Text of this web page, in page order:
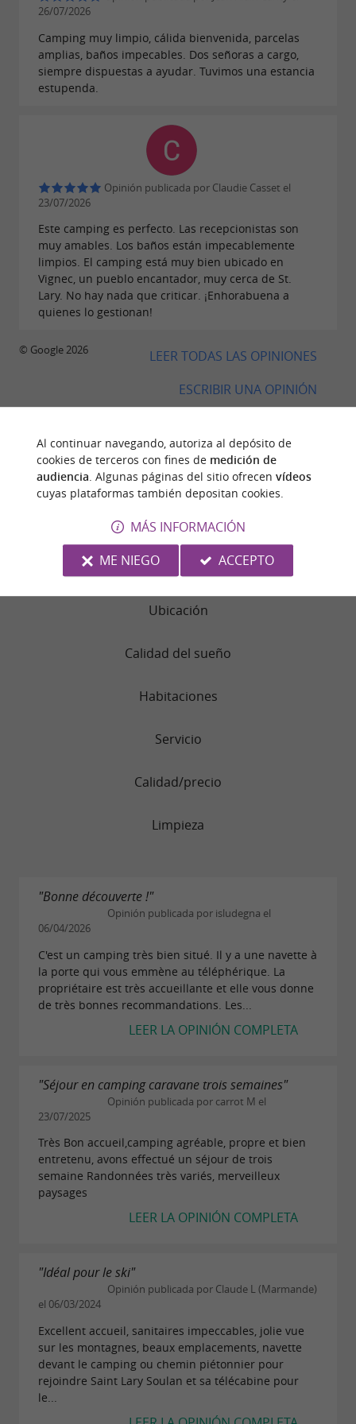
magníficos espacios naturales.
Cercano:
Estación de Saint-Lary-Soulan (1 km)
Baños termales y bienestar
Senderismo en el valle de Aure y el parque
Actividades de montaña (ciclismo, esquí,
naturaleza)
Frontera española cercana
Elegir estazona natural para autocaravanas
significa disfrutar de una estancia equilibrada
entre comodidad, naturaleza y descubrimiento,
Pirineos.
26/07/2026
Camping muy limpio, cálida bienvenida, parcelas
amplias, baños impecables. Dos señoras a cargo,
siempre dispuestas a ayudar. Tuvimos una estancia
estupenda.
Opinión publicada por Claudie Casset el
23/07/2026
Este camping es perfecto. Las recepcionistas son
muy amables. Los baños están impecablemente
limpios. El camping está muy bien ubicado en
Vignec, un pueblo encantador, muy cerca de St.
Lary. No hay nada que criticar. ¡Enhorabuena a
quienes lo gestionan!
LEER TODAS LAS OPINIONES
ESCRIBIR UNA OPINIÓN
© Google 2026
OPINIONES DE VIAJEROS
CAMPING ARTIGUETTE SAINT-JACQUES
15 Opinión
RESUMEN DE OPINIONES
Ubicación
Calidad del sueño
Habitaciones
Servicio
Calidad/precio
Limpieza
"Bonne découverte !"
Opinión publicada por isludegna el
06/04/2026
C'est un camping très bien situé. Il y a une navette à
la porte qui vous emmène au téléphérique. La
propriétaire est très accueillante et elle vous donne
de très bonnes recommandations. Les...
LEER LA OPINIÓN COMPLETA
"Séjour en camping caravane trois semaines"
Opinión publicada por carrot M el
23/07/2025
Très Bon accueil,camping agréable, propre et bien
entretenu, avons effectué un séjour de trois
semaine Randonnées très variés, merveilleux
paysages
LEER LA OPINIÓN COMPLETA
"Idéal pour le ski"
Opinión publicada por Claude L (Marmande)
el 06/03/2024
Excellent accueil, sanitaires impeccables, jolie vue
sur les montagnes, beaux emplacements, navette
devant le camping ou chemin piétonnier pour
rejoindre Saint Lary Soulan et sa télécabine pour
le...
Al continuar navegando, autoriza al depósito de
cookies de terceros con fines de medición de
audiencia. Algunas páginas del sitio ofrecen vídeos
cuyas plataformas también depositan cookies.
MÁS INFORMACIÓN
ME NIEGO
ACCEPTO